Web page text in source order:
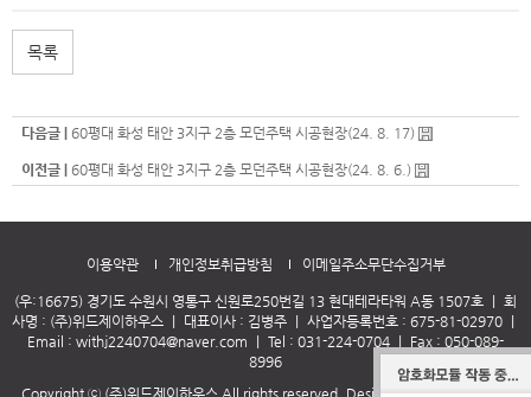
목록
다음글 | 60평대 화성 태안 3지구 2층 모던주택 시공현장(24. 8. 17)
이전글 | 60평대 화성 태안 3지구 2층 모던주택 시공현장(24. 8. 6.)
이용약관 개인정보취급방침 이메일주소무단수집거부
(우:16675) 경기도 수원시 영통구 신원로250번길 13 현대테라타워 A동 1507호 ｜ 회
사명 : (주)위드제이하우스 ｜ 대표이사 : 김병주 ｜ 사업자등록번호 : 675-81-02970 ｜
Email : withj2240704@naver.com ｜ Tel : 031-224-0704 ｜ Fax : 050-089-
8996
Copyright ⓒ (주)위드제이하우스 All rights reserved. Designed & Programmed